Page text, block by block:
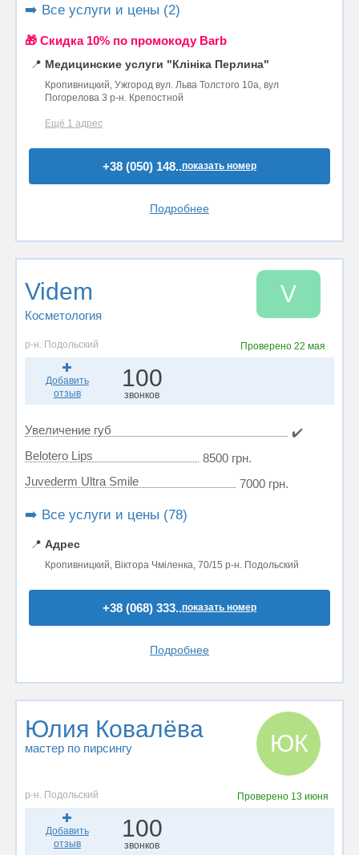
➡️ Все услуги и цены (2)
🎁 Cкидка 10% по промокоду Barb
📍 Медицинские услуги "Клініка Перлина"
Кропивницкий, Ужгород вул. Льва Толстого 10а, вул
Погорелова 3 р-н. Крепостной
Ещё 1 адрес
+38 (050) 148..показать номер
Подробнее
Videm
Косметология
V
р-н. Подольский Проверено 22 мая
Добавить
отзыв
100
звонков
Увеличение губ
✔️
Belotero Lips
8500 грн.
Juvederm Ultra Smile
7000 грн.
➡️ Все услуги и цены (78)
📍 Адрес
Кропивницкий, Віктора Чміленка, 70/15 р-н. Подольский
+38 (068) 333..показать номер
Подробнее
Юлия Ковалёва
мастер по пирсингу ЮК
р-н. Подольский Проверено 13 июня
Добавить
отзыв
100
звонков